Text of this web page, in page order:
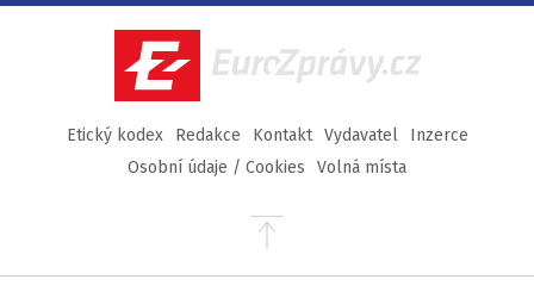
Facebook
TwitterInstagram
YouTube
EuroZprávy.cz
Etický kodex Redakce Kontakt Vydavatel
Inzerce
Osobní údaje / Cookies
Volná místa
Přejít
stránky